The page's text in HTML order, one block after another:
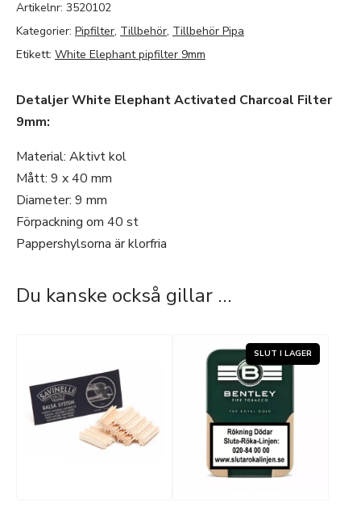
Artikelnr: 3520102
Kategorier: Pipfilter, Tillbehör, Tillbehör Pipa
Etikett: White Elephant pipfilter 9mm
Detaljer White Elephant Activated Charcoal Filter
9mm:
Material: Aktivt kol
Mått: 9 x 40 mm
Diameter: 9 mm
Förpackning om 40 st
Pappershylsorna är klorfria
Du kanske också gillar …